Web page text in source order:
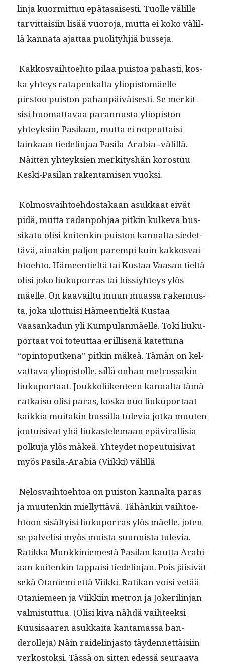
lin­ja kuor­mit­tuu epä­ta­sais­es­ti. Tuolle välille
tarvit­taisi­in lisää vuoro­ja, mut­ta ei koko välil­
lä kan­na­ta ajat­taa puoli­ty­hjiä busseja.
Kakkos­vai­h­toe­hto pilaa puis­toa pahasti, kos­
ka yhteys rat­apenkalta yliopis­tomäelle
pirstoo puis­ton pahan­päiväis­es­ti. Se merk­it­
sisi huo­mat­tavaa paran­nus­ta yliopis­ton
yhteyk­si­in Pasi­laan, mut­ta ei nopeut­taisi
lainkaan tiedelin­jaa Pasi­la-Ara­bia ‑välil­lä.
Näit­ten yhteyk­sien merk­i­tyshän koros­tuu
Kes­ki-Pasi­lan rak­en­tamisen vuoksi.
Kol­mosvai­h­toe­hdostakaan asukkaat eivät
pidä, mut­ta radan­po­h­jaa pitkin kulke­va bus­
sikatu olisi kuitenkin puis­ton kannal­ta siedet­
tävä, ainakin paljon parem­pi kuin kakkos­vai­
h­toe­hto. Hämeen­tieltä tai Kus­taa Vaasan tieltä
olisi joko liuku­por­ras tai hissiy­hteys ylös
mäelle. On kaavail­tu muun muas­sa raken­nus­
ta, joka ulot­tuisi Hämeen­tieltä Kus­taa
Vaasankadun yli Kumpu­lan­mäelle. Toki liuku­
por­taat voi toteut­taa eril­lisenä katet­tuna
“opin­top­utke­na” pitkin mäkeä. Tämän on kel­
vat­ta­va yliopis­tolle, sil­lä onhan met­rossakin
liuku­por­taat. Joukkoli­iken­teen kannal­ta tämä
ratkaisu olisi paras, kos­ka nuo liuku­por­taat
kaikkia muitakin bus­sil­la tule­via jot­ka muuten
jou­tu­isi­vat yhä liukastele­maan epävi­ral­lisia
polku­ja ylös mäkeä. Yhtey­det nopeu­tu­isi­vat
myös Pasi­la-Ara­bia (Viik­ki) välillä
Nelos­vai­h­toe­htoa on puis­ton kannal­ta paras
ja muutenkin miel­lyt­tävä. Tähänkin vai­h­toe­
htoon sisäl­ty­isi liuku­por­ras ylös mäelle, joten
se palvelisi myös muista suun­nista tule­via.
Ratik­ka Munkkiniemestä Pasi­lan kaut­ta Ara­bi­
aan kuitenkin tap­paisi tiedelin­jan. Pois jäi­sivät
sekä Otanie­mi että Viik­ki. Ratikan voisi vetää
Otaniemeen ja Viikki­in metron ja Jok­er­il­in­jan
valmis­tut­tua. (Olisi kiva nähdä vai­h­teek­si
Kuu­sisaaren asukkai­ta kan­ta­mas­sa ban­
derolle­ja) Näin raidelin­jas­to täy­den­net­täisi­in
verkos­tok­si. Tässä on sit­ten edessä seu­raa­va